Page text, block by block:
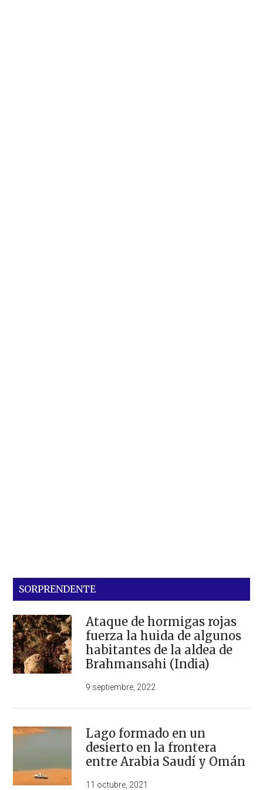
SORPRENDENTE
Ataque de hormigas rojas
fuerza la huida de algunos
habitantes de la aldea de
Brahmansahi (India)
9 septiembre, 2022
Lago formado en un
desierto en la frontera
entre Arabia Saudí y Omán
11 octubre, 2021